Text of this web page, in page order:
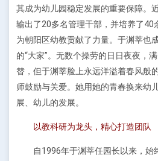
其成为幼儿园稳定发展的重要保障。
输出了20多名管理干部，并培养了40
为朝阳区幼教贡献了力量。于渊莘也
的“大家”。无数个操劳的日日夜夜，
替，但于渊莘脸上永远洋溢着春风般
师鼓励与关爱。她用她的青春换来幼
展、幼儿的发展。
以教科研为龙头，精心打造团队
自1996年于渊莘任园长以来，始